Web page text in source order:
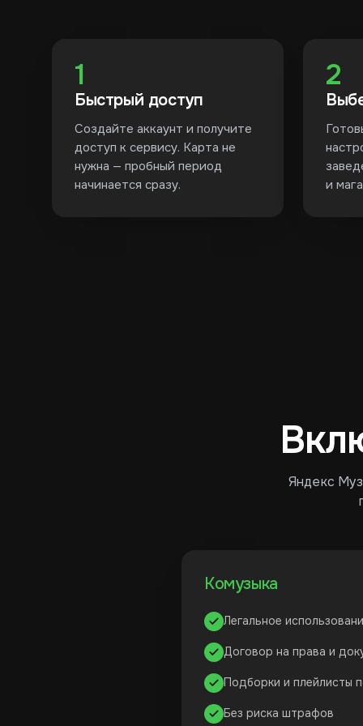
1
Быстрый доступ
Создайте аккаунт и получите
доступ к сервису. Карта не
нужна — пробный период
начинается сразу.
2
и
Яндекс
Комузыка
Легальное
Договор на права и
Подборки и плейлисты
Без риска штрафов